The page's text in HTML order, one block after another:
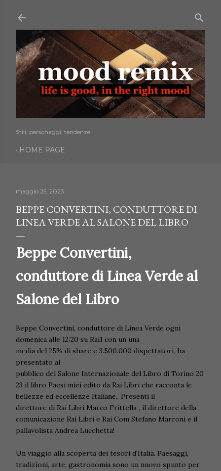
Stili, personaggi, tendenze
HOME PAGE
maggio 25, 2023
BEPPE CONVERTINI, CONDUTTORE DI
LINEA VERDE AL SALONE DEL LIBRO
Beppe Convertini,
conduttore di Linea Verde al
Salone del Libro
Beppe Convertini, conduttore di Linea Verde ogni
domenica alle 12:20 su Rai1 con un una
media del 25% di share e 3.500.000 dispettatori, ha
presentato al
pubblico del Salone Internazionale del Libro di Torino 20
23 il libro Paesi miei edito da Rai Libri che racconta le
bellezze ed eccellenze Italiane.. Presenti il
direttore di Rai Libri Marco Frittella , il direttore della
comunicazione Rai Libri e Rai Com Stefano Marroni e il
pallavolista Andrea Lucchetta!
Un viaggio alla scoperta dei tesori d'Italia. Paesaggi,
tradizioni, arte, gastronomia sono un nuovo spunto per